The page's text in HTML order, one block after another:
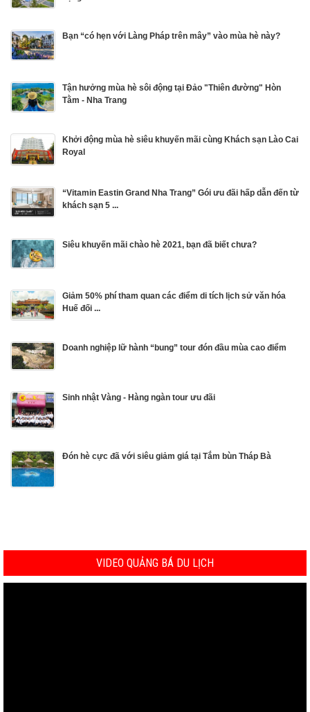
Bạn “có hẹn với Làng Pháp trên mây” vào mùa hè này?
Tận hưởng mùa hè sôi động tại Đảo "Thiên đường" Hòn
Tằm - Nha Trang
Khởi động mùa hè siêu khuyến mãi cùng Khách sạn Lào Cai
Royal
“Vitamin Eastin Grand Nha Trang” Gói ưu đãi hấp dẫn đến từ
khách sạn 5 ...
Siêu khuyến mãi chào hè 2021, bạn đã biết chưa?
Giảm 50% phí tham quan các điểm di tích lịch sử văn hóa
Huế đối ...
Doanh nghiệp lữ hành “bung” tour đón đầu mùa cao điểm
Sinh nhật Vàng - Hàng ngàn tour ưu đãi
Đón hè cực đã với siêu giảm giá tại Tắm bùn Tháp Bà
VIDEO QUẢNG BÁ DU LỊCH